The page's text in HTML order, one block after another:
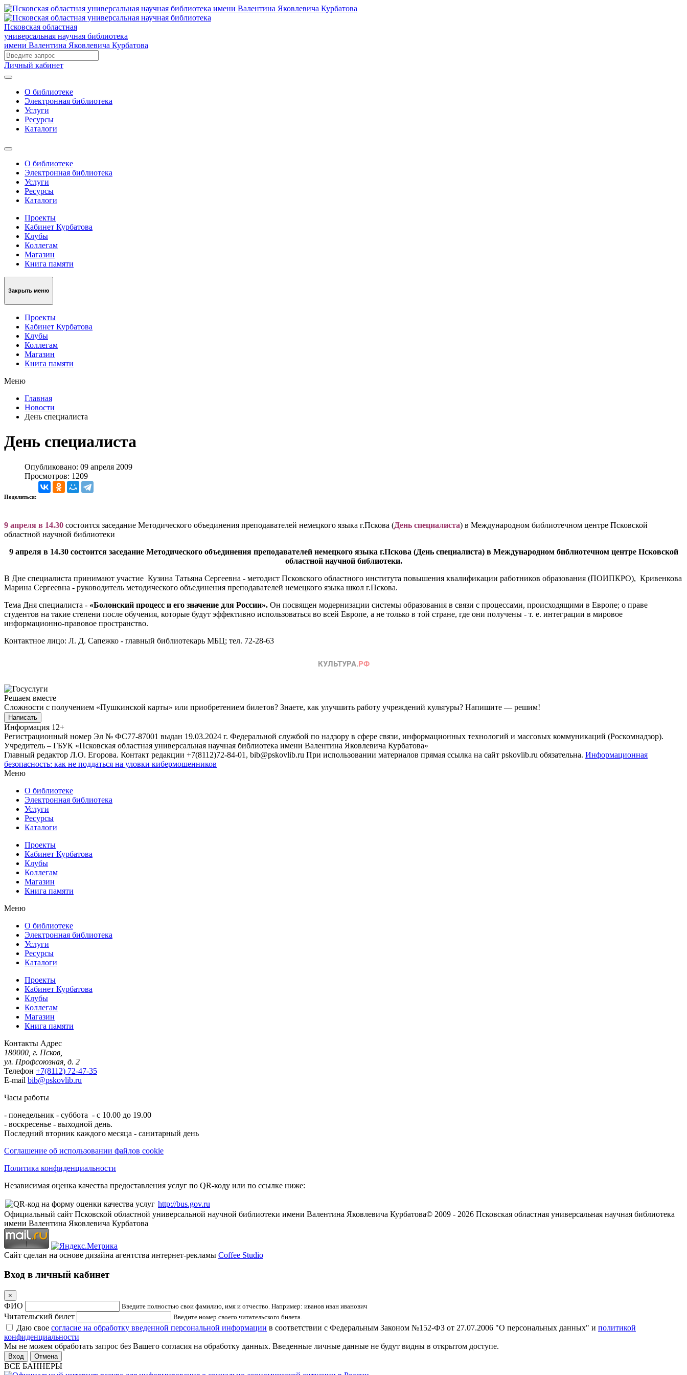
Псковская областная
универсальная научная библиотека
имени Валентина Яковлевича Курбатова
Личный кабинет
О библиотеке
Электронная библиотека
Услуги
Ресурсы
Каталоги
О библиотеке
Электронная библиотека
Услуги
Ресурсы
Каталоги
Проекты
Кабинет Курбатова
Клубы
Коллегам
Магазин
Книга памяти
Закрыть меню
Проекты
Кабинет Курбатова
Клубы
Коллегам
Магазин
Книга памяти
Меню
Главная
Новости
День специалиста
День специалиста
Опубликовано: 09 апреля 2009
Просмотров: 1209
Поделиться:
9 апреля в 14.30 состоится заседание Методического объединения преподавателей немецкого языка г.Пскова (День специалиста) в Международном библиотечном центре Псковской
областной научной библиотеки
9 апреля в 14.30 состоится заседание Методического объединения преподавателей немецкого языка г.Пскова (День специалиста) в Международном библиотечном центре Псковской
областной научной библиотеки.
В Дне специалиста принимают участие Кузина Татьяна Сергеевна - методист Псковского областного института повышения квалификации работников образования (ПОИПКРО), Кривенкова
Марина Сергеевна - руководитель методического объединения преподавателей немецкого языка школ г.Пскова.
Тема Дня специалиста - «Болонский процесс и его значение для России». Он посвящен модернизации системы образования в связи с процессами, происходящими в Европе; о праве
студентов на такие степени после обучения, которые будут эффективно использоваться во всей Европе, а не только в той стране, где они получены - т. е. интеграции в мировое
информационно-правовое пространство.
Контактное лицо: Л. Д. Сапежко - главный библиотекарь МБЦ; тел. 72-28-63
Решаем вместе
Сложности с получением «Пушкинской карты» или приобретением билетов? Знаете, как улучшить работу учреждений культуры? Напишите — решим!
Написать
Информация 12+
Регистрационный номер Эл № ФС77-87001 выдан 19.03.2024 г. Федеральной службой по надзору в сфере связи, информационных технологий и массовых коммуникаций (Роскомнадзор).
Учредитель – ГБУК «Псковская областная универсальная научная библиотека имени Валентина Яковлевича Курбатова»
Главный редактор Л.О. Егорова. Контакт редакции +7(8112)72-84-01, bib@pskovlib.ru При использовании материалов прямая ссылка на сайт pskovlib.ru обязательна. Информационная
безопасность: как не поддаться на уловки кибермошенников
Меню
О библиотеке
Электронная библиотека
Услуги
Ресурсы
Каталоги
Проекты
Кабинет Курбатова
Клубы
Коллегам
Магазин
Книга памяти
Меню
О библиотеке
Электронная библиотека
Услуги
Ресурсы
Каталоги
Проекты
Кабинет Курбатова
Клубы
Коллегам
Магазин
Книга памяти
Контакты Адрес
180000, г. Псков,
ул. Профсоюзная, д. 2
Телефон +7(8112) 72-47-35
E-mail bib@pskovlib.ru
Часы работы
- понедельник - суббота - с 10.00 до 19.00
- воскресенье - выходной день.
Последний вторник каждого месяца - санитарный день
Соглашение об использовании файлов cookie
Политика конфиденциальности
Независимая оценка качества предоставления услуг по QR-коду или по ссылке ниже:
http://bus.gov.ru
Официальный сайт Псковской областной универсальной научной библиотеки имени Валентина Яковлевича Курбатова© 2009 - 2026 Псковская областная универсальная научная библиотека
имени Валентина Яковлевича Курбатова
Сайт сделан на основе дизайна агентства интернет-рекламы Coffee Studio
Вход в личный кабинет
×
ФИО Введите полностью свои фамилию, имя и отчество. Например: иванов иван иванович
Читательский билет Введите номер своего читательского билета.
Даю свое согласие на обработку введенной персональной информации в соответствии с Федеральным Законом №152-ФЗ от 27.07.2006 "О персональных данных" и политикой
конфиденциальности
Мы не можем обработать запрос без Вашего согласия на обработку данных. Введенные личные данные не будут видны в открытом доступе.
Отмена
ВСЕ БАННЕРЫ